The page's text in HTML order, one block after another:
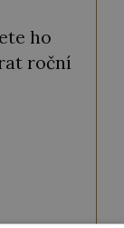
ho
roční